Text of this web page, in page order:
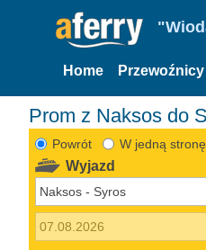
Home Przewoźnicy
Prom z Naksos do
Powrót W jedną stronę
Wyjazd